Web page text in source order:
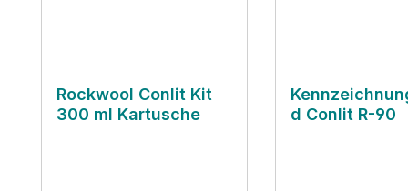
Rockwool Conlit Kit
300 ml Kartusche
d Conlit R-90